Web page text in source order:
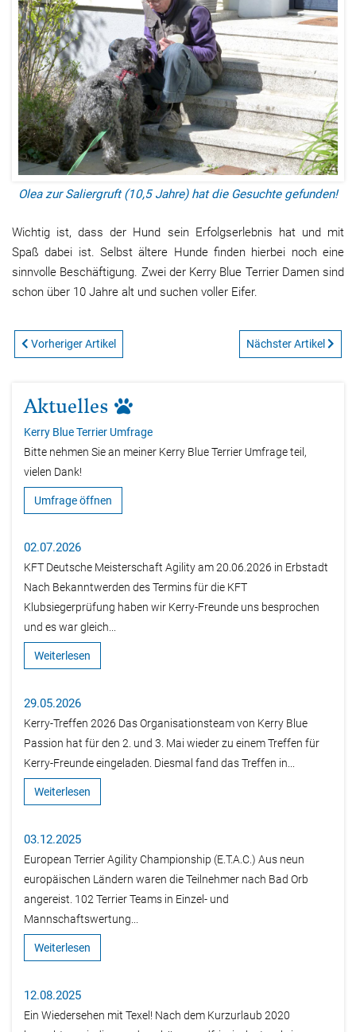
Olea zur Saliergruft (10,5 Jahre) hat die Gesuchte gefunden!
Wichtig ist, dass der Hund sein Erfolgserlebnis hat und mit
Spaß dabei ist. Selbst ältere Hunde finden hierbei noch eine
sinnvolle Beschäftigung. Zwei der Kerry Blue Terrier Damen sind
schon über 10 Jahre alt und suchen voller Eifer.
Vorheriger Artikel Nächster Artikel
Aktuelles
Kerry Blue Terrier Umfrage
Bitte nehmen Sie an meiner Kerry Blue Terrier Umfrage teil,
vielen Dank!
Umfrage öffnen
02.07.2026
KFT Deutsche Meisterschaft Agility am 20.06.2026 in Erbstadt
Nach Bekanntwerden des Termins für die KFT
Klubsiegerprüfung haben wir Kerry-Freunde uns besprochen
und es war gleich...
Weiterlesen
29.05.2026
Kerry-Treffen 2026 Das Organisationsteam von Kerry Blue
Passion hat für den 2. und 3. Mai wieder zu einem Treffen für
Kerry-Freunde eingeladen. Diesmal fand das Treffen in...
Weiterlesen
03.12.2025
European Terrier Agility Championship (E.T.A.C.) Aus neun
europäischen Ländern waren die Teilnehmer nach Bad Orb
angereist. 102 Terrier Teams in Einzel- und
Mannschaftswertung...
Weiterlesen
12.08.2025
Ein Wiedersehen mit Texel! Nach dem Kurzurlaub 2020